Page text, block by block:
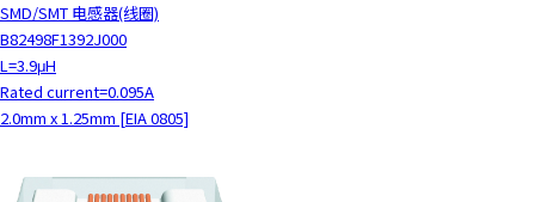
d
i
n
t
e
SMD/SMT 电感器(线圈)
B82498F1392J000
L=3.9μH
Rated current=0.095A
2.0mm x 1.25mm [EIA 0805]